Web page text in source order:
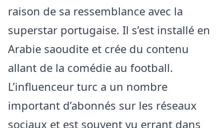
raison de sa ressemblance avec la
superstar portugaise. Il s’est installé en
Arabie saoudite et crée du contenu
allant de la comédie au football.
L’influenceur turc a un nombre
important d’abonnés sur les réseaux
sociaux et est souvent vu errant dans